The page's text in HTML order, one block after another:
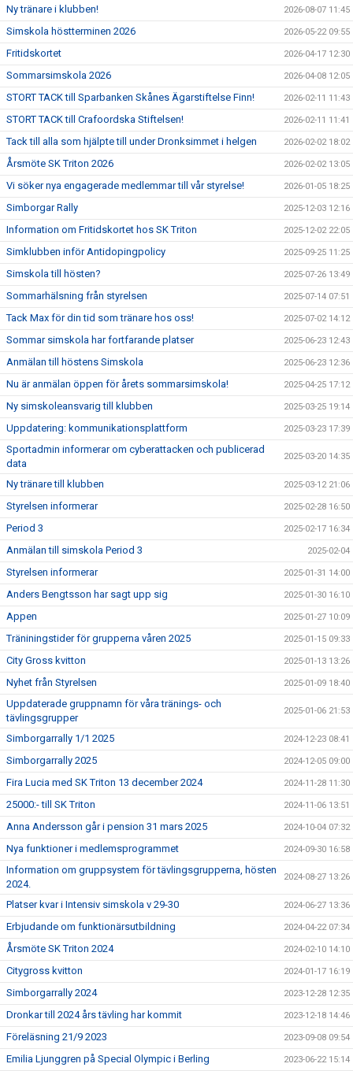
Ny tränare i klubben! 2026-08-07 11:45
Simskola höstterminen 2026 2026-05-22 09:55
Fritidskortet 2026-04-17 12:30
Sommarsimskola 2026 2026-04-08 12:05
STORT TACK till Sparbanken Skånes Ägarstiftelse Finn! 2026-02-11 11:43
STORT TACK till Crafoordska Stiftelsen! 2026-02-11 11:41
Tack till alla som hjälpte till under Dronksimmet i helgen 2026-02-02 18:02
Årsmöte SK Triton 2026 2026-02-02 13:05
Vi söker nya engagerade medlemmar till vår styrelse! 2026-01-05 18:25
Simborgar Rally 2025-12-03 12:16
Information om Fritidskortet hos SK Triton 2025-12-02 22:05
Simklubben inför Antidopingpolicy 2025-09-25 11:25
Simskola till hösten? 2025-07-26 13:49
Sommarhälsning från styrelsen 2025-07-14 07:51
Tack Max för din tid som tränare hos oss! 2025-07-02 14:12
Sommar simskola har fortfarande platser 2025-06-23 12:43
Anmälan till höstens Simskola 2025-06-23 12:36
Nu är anmälan öppen för årets sommarsimskola! 2025-04-25 17:12
Ny simskoleansvarig till klubben 2025-03-25 19:14
Uppdatering: kommunikationsplattform 2025-03-23 17:39
Sportadmin informerar om cyberattacken och publicerad
data
2025-03-20 14:35
Ny tränare till klubben 2025-03-12 21:06
Styrelsen informerar 2025-02-28 16:50
Period 3 2025-02-17 16:34
Anmälan till simskola Period 3 2025-02-04
Styrelsen informerar 2025-01-31 14:00
Anders Bengtsson har sagt upp sig 2025-01-30 16:10
Appen 2025-01-27 10:09
Träniningstider för grupperna våren 2025 2025-01-15 09:33
City Gross kvitton 2025-01-13 13:26
Nyhet från Styrelsen 2025-01-09 18:40
Uppdaterade gruppnamn för våra tränings- och
tävlingsgrupper
2025-01-06 21:53
Simborgarrally 1/1 2025 2024-12-23 08:41
Simborgarrally 2025 2024-12-05 09:00
Fira Lucia med SK Triton 13 december 2024 2024-11-28 11:30
25000:- till SK Triton 2024-11-06 13:51
Anna Andersson går i pension 31 mars 2025 2024-10-04 07:32
Nya funktioner i medlemsprogrammet 2024-09-30 16:58
Information om gruppsystem för tävlingsgrupperna, hösten
2024.
2024-08-27 13:26
Platser kvar i Intensiv simskola v 29-30 2024-06-27 13:36
Erbjudande om funktionärsutbildning 2024-04-22 07:34
Årsmöte SK Triton 2024 2024-02-10 14:10
Citygross kvitton 2024-01-17 16:19
Simborgarrally 2024 2023-12-28 12:35
Dronkar till 2024 års tävling har kommit 2023-12-18 14:46
Föreläsning 21/9 2023 2023-09-08 09:54
Emilia Ljunggren på Special Olympic i Berling 2023-06-22 15:14